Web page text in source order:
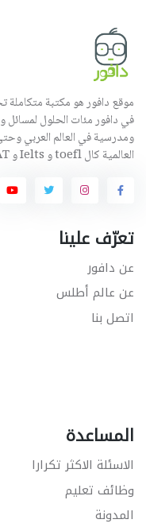
موقع دافور هو مكتبة متكاملة
في دافور مئات الحلول لمسائل
ومدرسية في العالم العربي
العالمية كال toefl و Ielts و SAT وغيرها الكثير.
تعرّف علينا
عن دافور
عن عالم أطلس
اتصل بنا
المساعدة
الاسئلة الاكثر تكرارا
وظائف تعليم
المدونة